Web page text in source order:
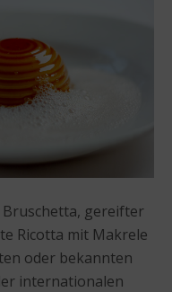
Bruschetta, gereifter
Ricotta mit Makrele
oder bekannten
internationalen